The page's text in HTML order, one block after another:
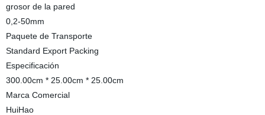
grosor de la pared
0,2-50mm
Paquete de Transporte
Standard Export Packing
Especificación
300.00cm * 25.00cm * 25.00cm
Marca Comercial
HuiHao